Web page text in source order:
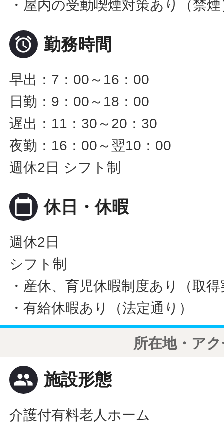
・屋内の受動喫煙対策あり（禁
 勤務時間
早出：7：00～16：00
日勤：9：00～18：00
遅出：11：30～20：30
夜勤：16：00～翌10：00
週休2日 シフト制
calendar_today 休日・休暇
週休2日
シフト制
・産休、育児休暇制度あり（取
・有給休暇あり（法定通り）
所在地・ア
people 施設形態
介護付有料老人ホーム